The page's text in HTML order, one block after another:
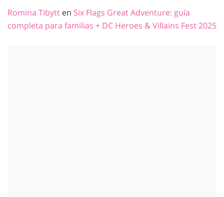
Romina Tibytt en Six Flags Great Adventure: guía
completa para familias + DC Heroes & Villains Fest 2025